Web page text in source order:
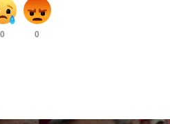
0 0